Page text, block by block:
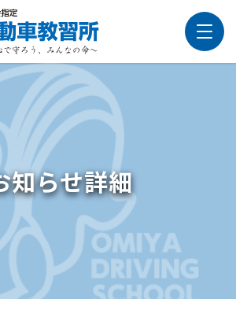
知らせ詳細